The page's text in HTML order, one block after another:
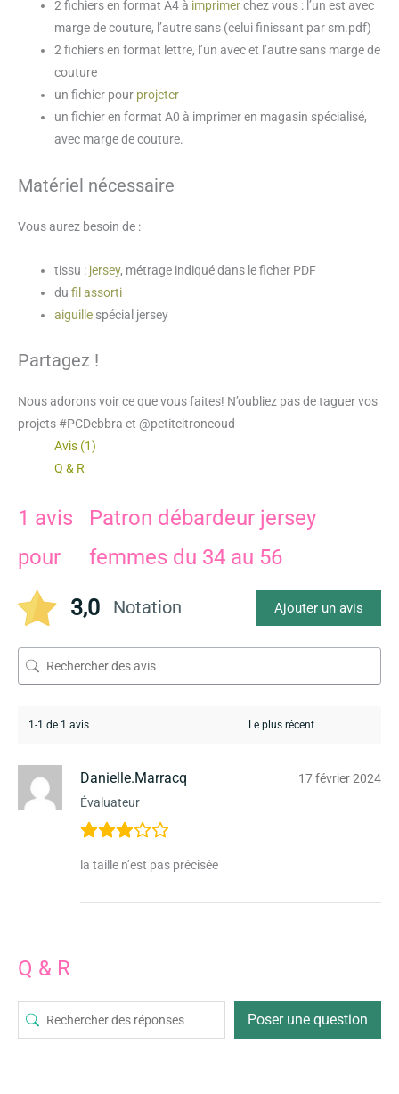
2 fichiers en format A4 à imprimerchez vous : l’un est avec
marge de couture, l’autre sans (celui finissant par sm.pdf)
2 fichiers en format lettre, l’un avec et l’autre sans marge de
couture
un fichier pour projeter
un fichier en format A0 à imprimer en magasin spécialisé,
avec marge de couture.
Matériel nécessaire
Vous aurez besoin de :
tissu : jersey, métrage indiqué dans le ficher PDF
dufil assorti
aiguille spécial jersey
Partagez !
Nous adorons voir ce que vous faites! N’oubliez pas de taguer vos
projets #PCDebbra et @petitcitroncoud
Avis (1)
Q & R
1 avis
pour
Patron débardeur jersey
femmes du 34 au 56
3,0 Notation Ajouter un avis
1-1 de 1 avis
Danielle.Marracq
Évaluateur
17 février 2024
la taille n’est pas précisée
Q & R
Poser une question